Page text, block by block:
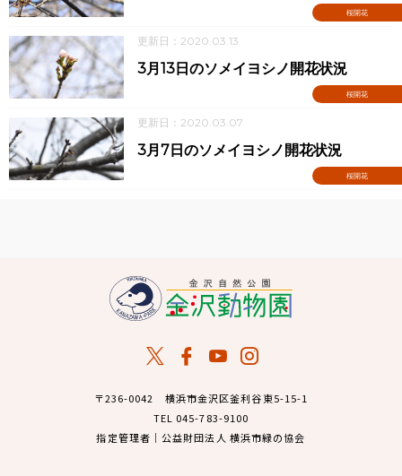
桜開花
更新日：2020.03.13
桜開花
3月13日のソメイヨシノ開花状況
更新日：2020.03.07
桜開花
3月7日のソメイヨシノ開花状況
〒236-0042 横浜市金沢区釜利谷東5-15-1
TEL 045-783-9100
指定管理者｜公益財団法人 横浜市緑の協会